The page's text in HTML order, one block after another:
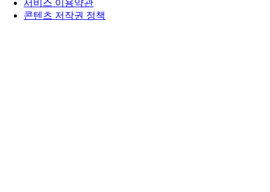
서비스 이용약관
콘텐츠 저작권 정책